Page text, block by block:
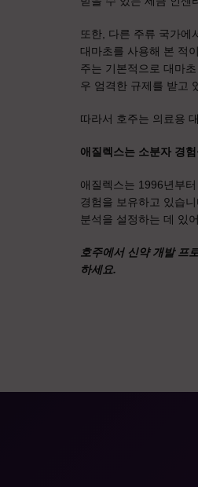
또한, 다른 주류 국가에
대마초를 사용해 본 적
주는 기본적으로 대마
우 엄격한 규제를 받고
따라서 호주는 의료용
애질렉스는 소분자 경
애질렉스는 1996년부
경험을 보유하고 있습
분석을 설정하는 데 있
호주에서 신약 개발 프
하세요.